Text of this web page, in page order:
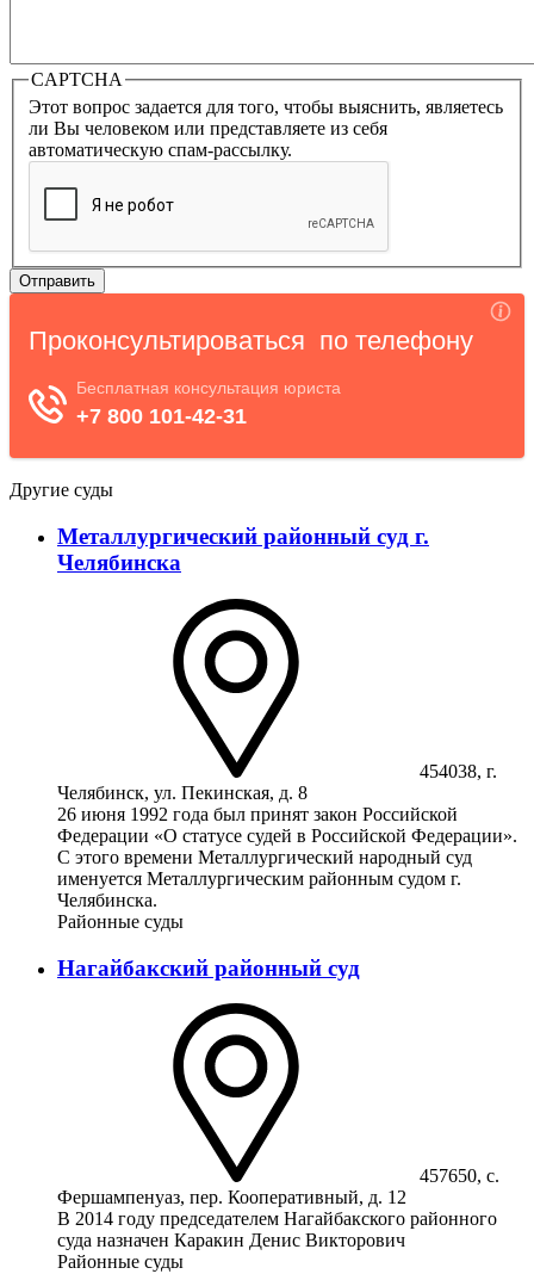
CAPTCHA
Этот вопрос задается для того, чтобы выяснить, являетесь
ли Вы человеком или представляете из себя
автоматическую спам-рассылку.
Другие суды
Металлургический районный суд г.
Челябинска
454038, г.
Челябинск, ул. Пекинская, д. 8
26 июня 1992 года был принят закон Российской
Федерации «О статусе судей в Российской Федерации».
С этого времени Металлургический народный суд
именуется Металлургическим районным судом г.
Челябинска.
Районные суды
Нагайбакский районный суд
457650, с.
Фершампенуаз, пер. Кооперативный, д. 12
В 2014 году председателем Нагайбакского районного
суда назначен Каракин Денис Викторович
Районные суды